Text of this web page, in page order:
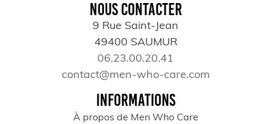
NOUS CONTACTER
9 Rue Saint-Jean
49400 SAUMUR
06.23.00.20.41
contact@men-who-care.com
INFORMATIONS
À propos de Men Who Care